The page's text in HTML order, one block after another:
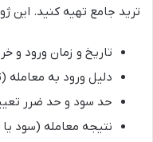
ترید جامع تهیه کنید. این
تاریخ و زمان ورود و
دلیل ورود به معامله
حد سود و حد ضرر
نتیجه معامله (سود